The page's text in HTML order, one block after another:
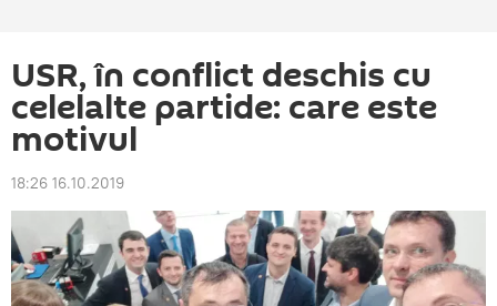
USR, în conflict deschis cu
celelalte partide: care este
motivul
18:26 16.10.2019